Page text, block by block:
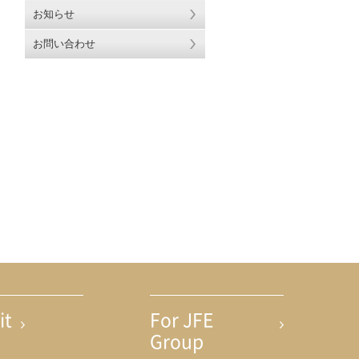
ト内検索お知らせ
お問い合わせ
For JFE
Group